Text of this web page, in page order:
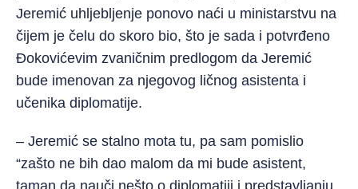
Jeremić uhljebljenje ponovo naći u ministarstvu na
čijem je čelu do skoro bio, što je sada i potvrđeno
Đokovićevim zvaničnim predlogom da Jeremić
bude imenovan za njegovog ličnog asistenta i
učenika diplomatije.
– Jeremić se stalno mota tu, pa sam pomislio
“zašto ne bih dao malom da mi bude asistent,
taman da nauči nešto o diplomatiji i predstavljanju